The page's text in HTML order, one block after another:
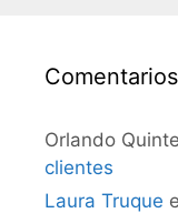
Orlando
clientes
Laura Truque